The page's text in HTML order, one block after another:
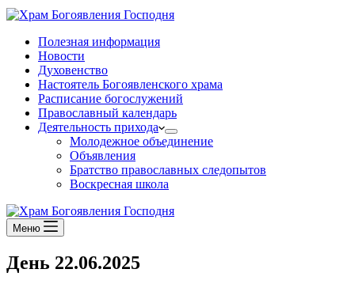
Полезная информация
Новости
Духовенство
Настоятель Богоявленского храма
Расписание богослужений
Православный календарь
Деятельность прихода
Молодежное объединение
Объявления
Братство православных следопытов
Воскресная школа
Меню
День 22.06.2025